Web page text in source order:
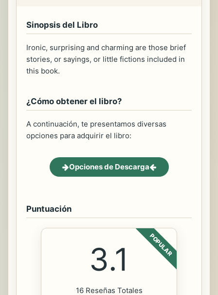
Sinopsis del Libro
Ironic, surprising and charming are those brief
stories, or sayings, or little fictions included in
this book.
¿Cómo obtener el libro?
A continuación, te presentamos diversas
opciones para adquirir el libro:
Opciones de Descarga
Puntuación
POPULAR
3.1
16 Reseñas Totales